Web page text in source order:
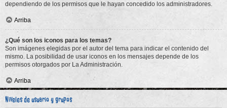
dependiendo de los permisos que le hayan concedido los administradores.
Arriba
¿Qué son los iconos para los temas?
Son imágenes elegidas por el autor del tema para indicar el contenido del
mismo. La posibilidad de usar iconos en los mensajes depende de los
permisos otorgados por La Administración.
Arriba
Niveles de usuario y grupos